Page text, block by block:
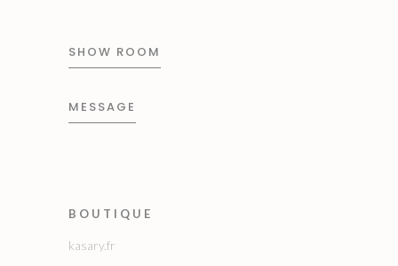
SHOW ROOM
MESSAGE
BOUTIQUE
kasary.fr